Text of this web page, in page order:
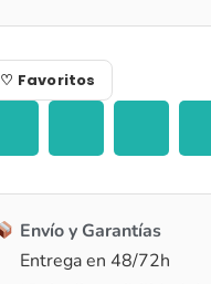
♡ Favoritos
Envío y Garantías
Entrega en 48/72h